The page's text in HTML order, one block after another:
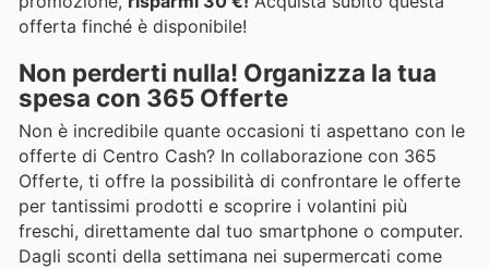
offerta finché è disponibile!
Non perderti nulla! Organizza la tua
spesa con 365 Offerte
Non è incredibile quante occasioni ti aspettano con le
offerte di Centro Cash? In collaborazione con 365
Offerte, ti offre la possibilità di confrontare le offerte
per tantissimi prodotti e scoprire i volantini più
freschi, direttamente dal tuo smartphone o computer.
Dagli sconti della settimana nei supermercati come